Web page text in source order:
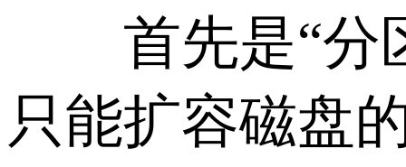
首先是“分区
只能扩容磁盘